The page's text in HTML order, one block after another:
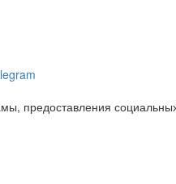
предоставления